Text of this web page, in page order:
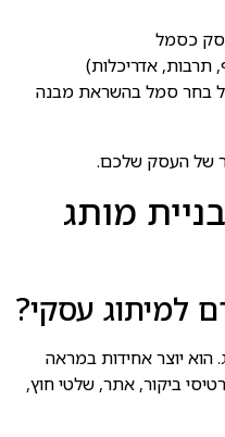
כסמל
תרבות, אדריכלות)
בחר סמל בהשראת מבנה
של העסק שלכם.
מותג
למיתוג עסקי?
הוא יוצר אחידות במראה
ביקור, אתר, שלטי חוץ,